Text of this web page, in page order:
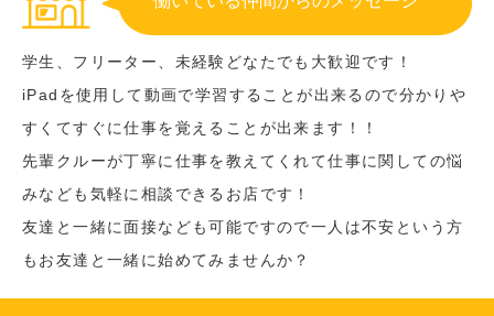
学生、フリーター、未経験どなたでも大歓迎です！
iPadを使用して動画で学習することが出来るので分かりや
すくてすぐに仕事を覚えることが出来ます！！
先輩クルーが丁寧に仕事を教えてくれて仕事に関しての悩
みなども気軽に相談できるお店です！
友達と一緒に面接なども可能ですので一人は不安という方
もお友達と一緒に始めてみませんか？